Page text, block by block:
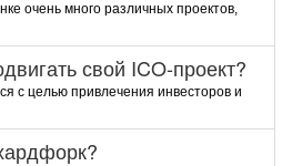
очень много различных проектов,
свой ICO-проект?
с целью привлечения инвесторов и